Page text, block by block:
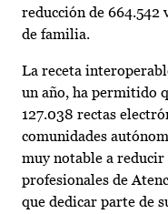
reducción de 664.542
de familia.
La receta
un año, ha permitido
127.038 rectas
comunidades
muy notable a
profesionales de
que dedicar parte de